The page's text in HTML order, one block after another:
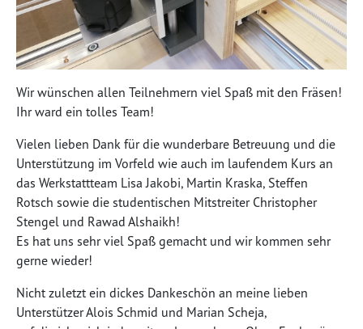
Wir wünschen allen Teilnehmern viel Spaß mit den Fräsen!
Ihr ward ein tolles Team!
Vielen lieben Dank für die wunderbare Betreuung und die
Unterstützung im Vorfeld wie auch im laufendem Kurs an
das Werkstattteam Lisa Jakobi, Martin Kraska, Steffen
Rotsch sowie die studentischen Mitstreiter Christopher
Stengel und Rawad Alshaikh!
Es hat uns sehr viel Spaß gemacht und wir kommen sehr
gerne wieder!
Nicht zuletzt ein dickes Dankeschön an meine lieben
Unterstützer Alois Schmid und Marian Scheja,